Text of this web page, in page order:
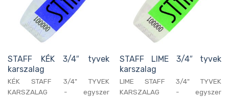
STAFF KÉK 3/4″ tyvek
karszalag
KÉK STAFF 3/4" TYVEK
KARSZALAG - egyszer
STAFF LIME 3/4″ tyvek
karszalag
LIME STAFF 3/4" TYVEK
KARSZALAG - egyszer